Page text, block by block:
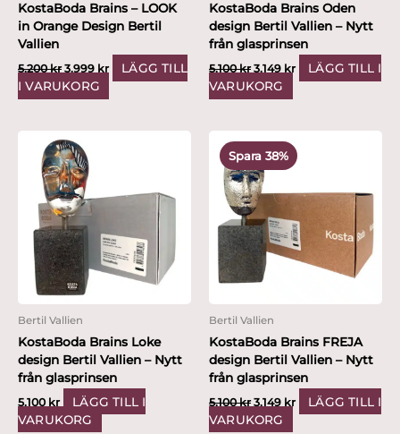
KostaBoda Brains – LOOK
in Orange Design Bertil
Vallien
5,200kr 3,999 kr
LÄGG TILL
I VARUKORG
KostaBoda Brains Oden
design Bertil Vallien – Nytt
från glasprinsen
5,100kr 3,149 kr
LÄGG TILL I
VARUKORG
Bertil Vallien
KostaBoda Brains Loke
design Bertil Vallien – Nytt
från glasprinsen
5,100 kr
LÄGG TILL I
VARUKORG
Spara 38%
Bertil Vallien
KostaBoda Brains FREJA
design Bertil Vallien – Nytt
från glasprinsen
5,100kr
ursprungliga
var:
5,100 kr.
3,149 kr
nuvarande
priset
3,149 kr.
LÄGG TILL I
VARUKORG